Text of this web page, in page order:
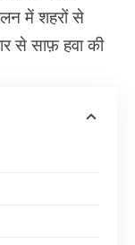
में शहरों से
से साफ़ हवा की